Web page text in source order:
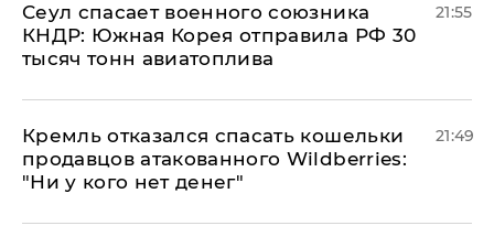
​Сеул спасает военного союзника
КНДР: Южная Корея отправила РФ 30
тысяч тонн авиатоплива
21:55
Кремль отказался спасать кошельки
продавцов атакованного Wildberries:
"Ни у кого нет денег"
21:49